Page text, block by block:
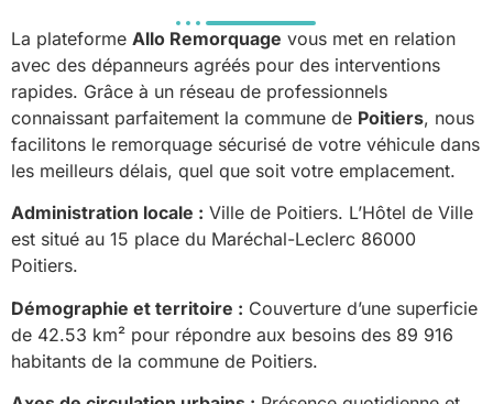
La plateforme Allo Remorquage vous met en relation
avec des dépanneurs agréés pour des interventions
rapides. Grâce à un réseau de professionnels
connaissant parfaitement la commune de Poitiers, nous
facilitons le remorquage sécurisé de votre véhicule dans
les meilleurs délais, quel que soit votre emplacement.
Administration locale : Ville de Poitiers. L’Hôtel de Ville
est situé au 15 place du Maréchal-Leclerc 86000
Poitiers.
Démographie et territoire : Couverture d’une superficie
de 42.53 km² pour répondre aux besoins des 89 916
habitants de la commune de Poitiers.